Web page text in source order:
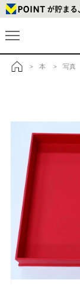
> 本 > 写真